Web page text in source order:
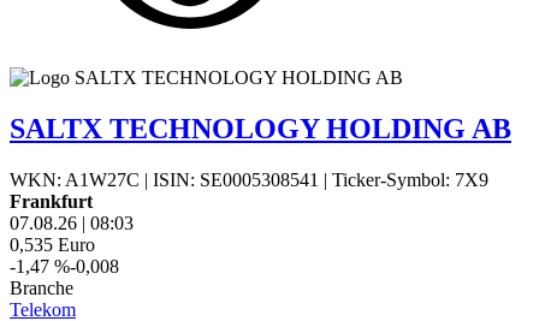
SALTX TECHNOLOGY HOLDING AB
WKN: A1W27C | ISIN: SE0005308541 | Ticker-Symbol: 7X9
Frankfurt
07.08.26 | 08:03
0,535 Euro
-1,47 %-0,008
Branche
Telekom